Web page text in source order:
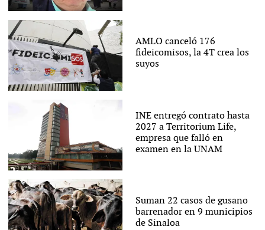
AMLO canceló 176
fideicomisos, la 4T crea los
suyos
INE entregó contrato hasta
2027 a Territorium Life,
empresa que falló en
examen en la UNAM
Suman 22 casos de gusano
barrenador en 9 municipios
de Sinaloa